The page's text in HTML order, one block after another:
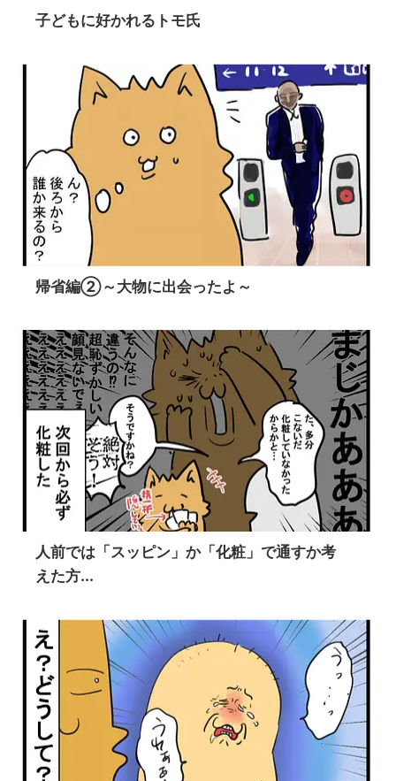
子どもに好かれるトモ氏
帰省編②～大物に出会ったよ～
人前では「スッピン」か「化粧」で通すか考
えた方...